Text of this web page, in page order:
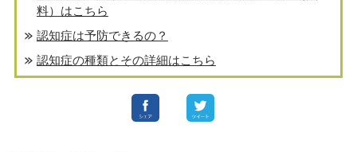
料）はこちら
認知症は予防できるの？
認知症の種類とその詳細はこちら